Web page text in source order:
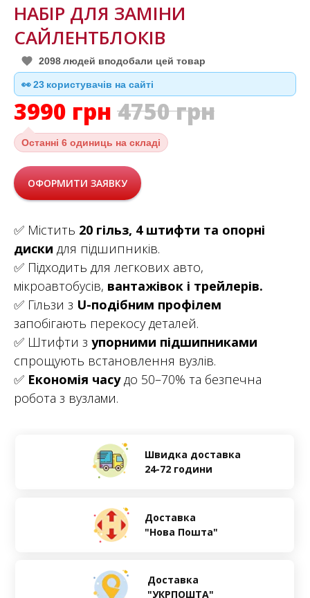
НАБІР ДЛЯ ЗАМІНИ
САЙЛЕНТБЛОКІВ
2098 людей вподобали цей товар
👀24 користувачів на сайті
3990 грн 4750грн
Останні 6 одиниць на складі
ОФОРМИТИ ЗАЯВКУ
✅ Містить 20 гільз, 4 штифти та опорні
диски для підшипників.
✅ Підходить для легкових авто,
мікроавтобусів, вантажівок і трейлерів.
✅ Гільзи з U-подібним профілем
запобігають перекосу деталей.
✅ Штифти з упорними підшипниками
спрощують встановлення вузлів.
✅ Економія часудо 50–70% та безпечна
робота з вузлами.
Швидка доставка
24-72 години
Доставка
"Нова Пошта"
Доставка
"УКРПОШТА"